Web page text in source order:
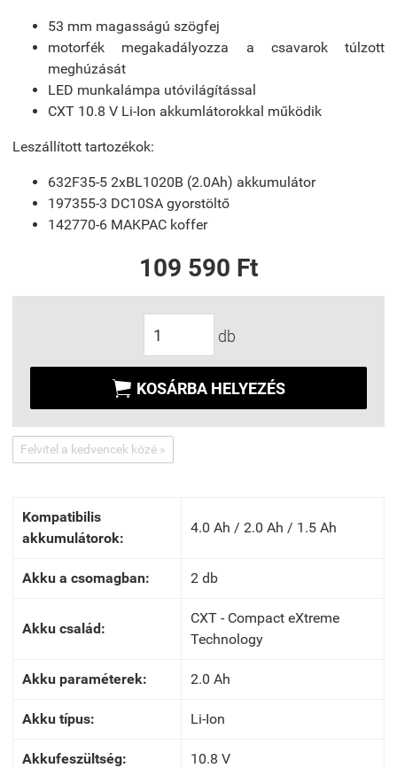
53 mm magasságú szögfej
motorfék megakadályozza a csavarok túlzott
meghúzását
LED munkalámpa utóvilágítással
CXT 10.8 V Li-Ion akkumlátorokkal működik
Leszállított tartozékok:
632F35-5 2xBL1020B (2.0Ah) akkumulátor
197355-3 DC10SA gyorstöltő
142770-6 MAKPAC koffer
109 590 Ft
db
 KOSÁRBA HELYEZÉS
Felvitel a kedvencek közé »
Kompatibilis
akkumulátorok:
4.0 Ah / 2.0 Ah / 1.5 Ah
Akku a csomagban: 2 db
Akku család:
CXT - Compact eXtreme
Technology
Akku paraméterek: 2.0 Ah
Akku típus: Li-Ion
Akkufeszültség: 10.8 V